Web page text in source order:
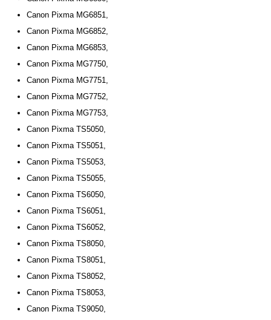
Canon Pixma MG6851,
Canon Pixma MG6852,
Canon Pixma MG6853,
Canon Pixma MG7750,
Canon Pixma MG7751,
Canon Pixma MG7752,
Canon Pixma MG7753,
Canon Pixma TS5050,
Canon Pixma TS5051,
Canon Pixma TS5053,
Canon Pixma TS5055,
Canon Pixma TS6050,
Canon Pixma TS6051,
Canon Pixma TS6052,
Canon Pixma TS8050,
Canon Pixma TS8051,
Canon Pixma TS8052,
Canon Pixma TS8053,
Canon Pixma TS9050,